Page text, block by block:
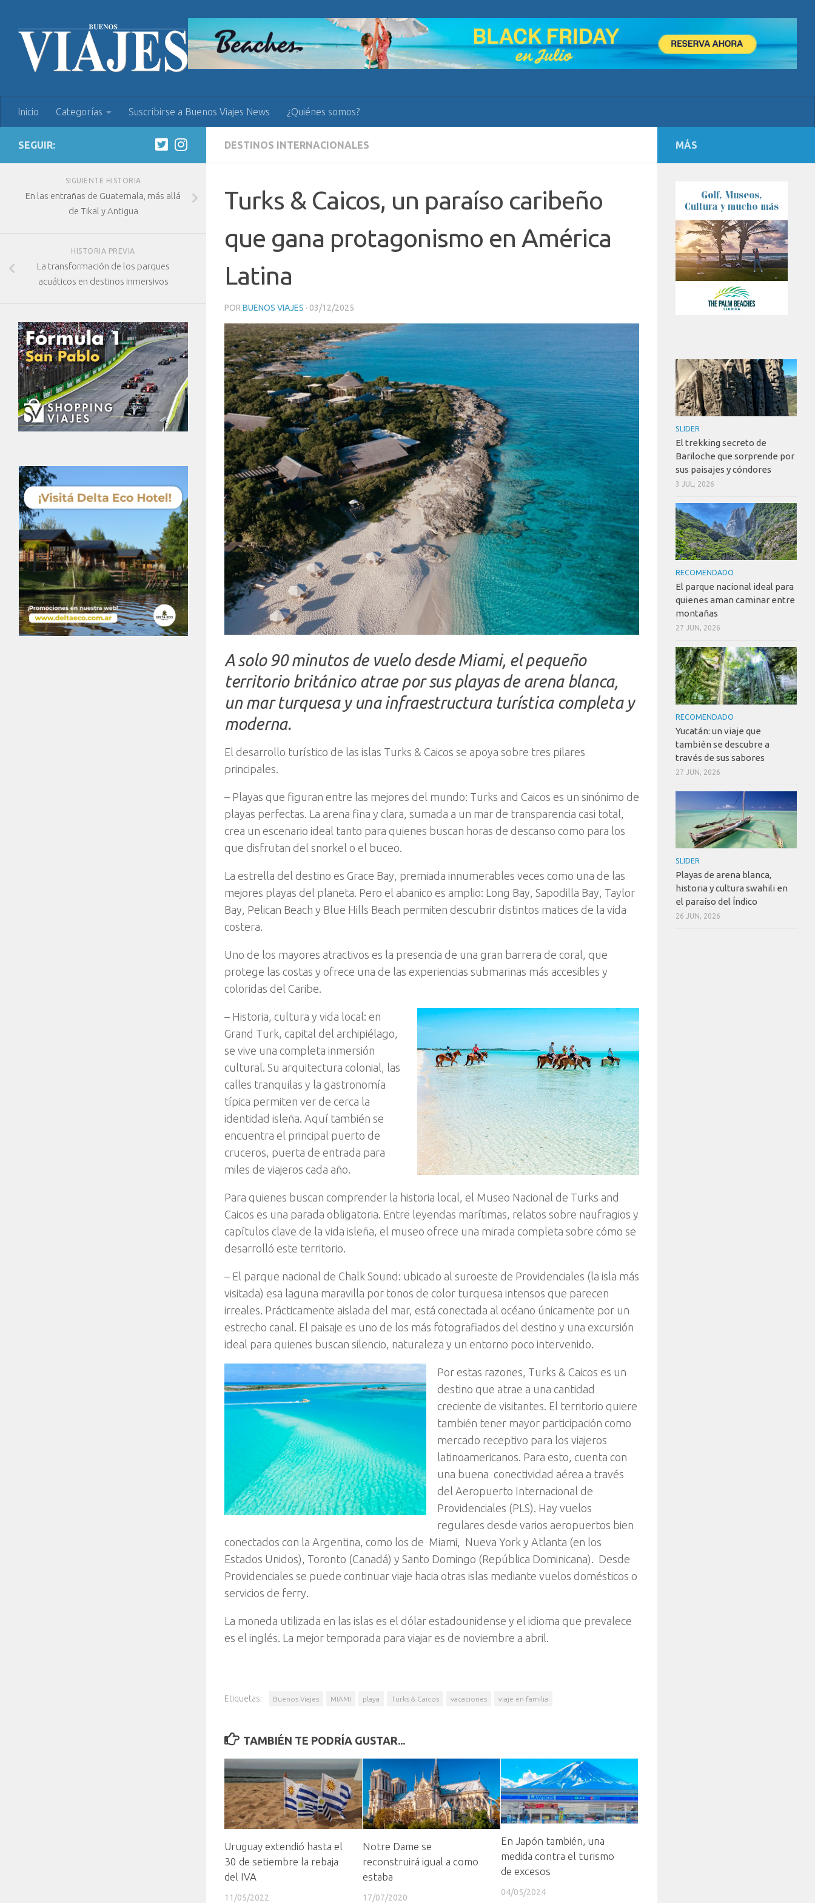
Inicio Categorías Suscribirse a Buenos Viajes News ¿Quiénes somos?
DESTINOS INTERNACIONALES
Turks & Caicos, un paraíso caribeño
que gana protagonismo en América
Latina
POR BUENOS VIAJES · 03/12/2025
A solo 90 minutos de vuelo desde Miami, el pequeño
territorio británico atrae por sus playas de arena blanca,
un mar turquesa y una infraestructura turística completa y
moderna.
El desarrollo turístico de las islas Turks & Caicos se apoya sobre tres pilares
principales.
– Playas que figuran entre las mejores del mundo: Turks and Caicos es un sinónimo de
playas perfectas. La arena fina y clara, sumada a un mar de transparencia casi total,
crea un escenario ideal tanto para quienes buscan horas de descanso como para los
que disfrutan del snorkel o el buceo.
La estrella del destino es Grace Bay, premiada innumerables veces como una de las
mejores playas del planeta. Pero el abanico es amplio: Long Bay, Sapodilla Bay, Taylor
Bay, Pelican Beach y Blue Hills Beach permiten descubrir distintos matices de la vida
costera.
Uno de los mayores atractivos es la presencia de una gran barrera de coral, que
protege las costas y ofrece una de las experiencias submarinas más accesibles y
coloridas del Caribe.
– Historia, cultura y vida local: en
Grand Turk, capital del archipiélago,
se vive una completa inmersión
cultural. Su arquitectura colonial, las
calles tranquilas y la gastronomía
típica permiten ver de cerca la
identidad isleña. Aquí también se
encuentra el principal puerto de
cruceros, puerta de entrada para
miles de viajeros cada año.
Para quienes buscan comprender la historia local, el Museo Nacional de Turks and
Caicos es una parada obligatoria. Entre leyendas marítimas, relatos sobre naufragios y
capítulos clave de la vida isleña, el museo ofrece una mirada completa sobre cómo se
desarrolló este territorio.
– El parque nacional de Chalk Sound: ubicado al suroeste de Providenciales (la isla más
visitada) esa laguna maravilla por tonos de color turquesa intensos que parecen
irreales. Prácticamente aislada del mar, está conectada al océano únicamente por un
estrecho canal. El paisaje es uno de los más fotografiados del destino y una excursión
ideal para quienes buscan silencio, naturaleza y un entorno poco intervenido.
Por estas razones, Turks & Caicos es un
destino que atrae a una cantidad
creciente de visitantes. El territorio quiere
también tener mayor participación como
mercado receptivo para los viajeros
latinoamericanos. Para esto, cuenta con
una buena conectividad aérea a través
del Aeropuerto Internacional de
Providenciales (PLS). Hay vuelos
regulares desde varios aeropuertos bien
conectados con la Argentina, como los de Miami, Nueva York y Atlanta (en los
Estados Unidos), Toronto (Canadá) y Santo Domingo (República Dominicana). Desde
Providenciales se puede continuar viaje hacia otras islas mediante vuelos domésticos o
servicios de ferry.
La moneda utilizada en las islas es el dólar estadounidense y el idioma que prevalece
es el inglés. La mejor temporada para viajar es de noviembre a abril.
Etiquetas: Buenos Viajes MIAMI playa Turks & Caicos vacaciones viaje en familia
TAMBIÉN TE PODRÍA GUSTAR...
Uruguay extendió hasta el
30 de setiembre la rebaja
del IVA
11/05/2022
Notre Dame se
reconstruirá igual a como
estaba
17/07/2020
En Japón también, una
medida contra el turismo
de excesos
04/05/2024
SEGUIR:
SIGUIENTE HISTORIA
En las entrañas de Guatemala, más allá
de Tikal y Antigua
HISTORIA PREVIA
La transformación de los parques
acuáticos en destinos inmersivos
MÁS
SLIDER
El trekking secreto de
Bariloche que sorprende por
sus paisajes y cóndores
3 JUL, 2026
RECOMENDADO
El parque nacional ideal para
quienes aman caminar entre
montañas
27 JUN, 2026
RECOMENDADO
Yucatán: un viaje que
también se descubre a
través de sus sabores
27 JUN, 2026
SLIDER
Playas de arena blanca,
historia y cultura swahili en
el paraíso del Índico
26 JUN, 2026